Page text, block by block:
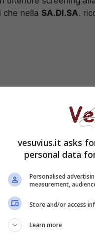
che nella SA.DI.SA.
Campania,
orari:
vesuvius.it asks
personal data
Personalised
measurement,
Store and/or access
Learn more